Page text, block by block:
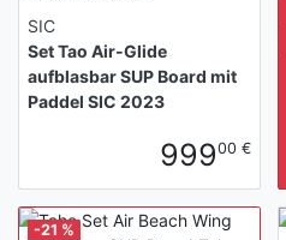
SIC
Set Tao Air-Glide
aufblasbar SUP Board mit
Paddel SIC 2023
99900 €
-21 %